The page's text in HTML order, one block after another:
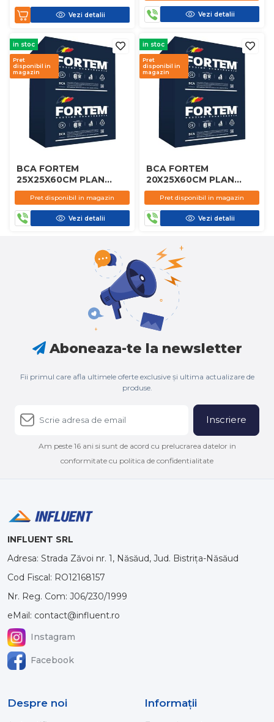
Vezi detalii Vezi detalii
in stoc
Pret
disponibil in
magazin
BCA FORTEM
25X25X60CM PLAN
D450
Pret disponibil in magazin
Vezi detalii
in stoc
Pret
disponibil in
magazin
BCA FORTEM
20X25X60CM PLAN
D450
Pret disponibil in magazin
Vezi detalii
Aboneaza-te la newsletter
Fii primul care afla ultimele oferte exclusive și ultima actualizare de
produse.
Inscriere
Am peste 16 ani si sunt de acord cu prelucrarea datelor in
conformitate cu politica de confidentialitate
INFLUENT SRL
Adresa: Strada Zăvoi nr. 1, Năsăud, Jud. Bistrița-Năsăud
Cod Fiscal: RO12168157
Nr. Reg. Com: J06/230/1999
eMail: contact@influent.ro
Instagram
Facebook
Despre noi Informaţii